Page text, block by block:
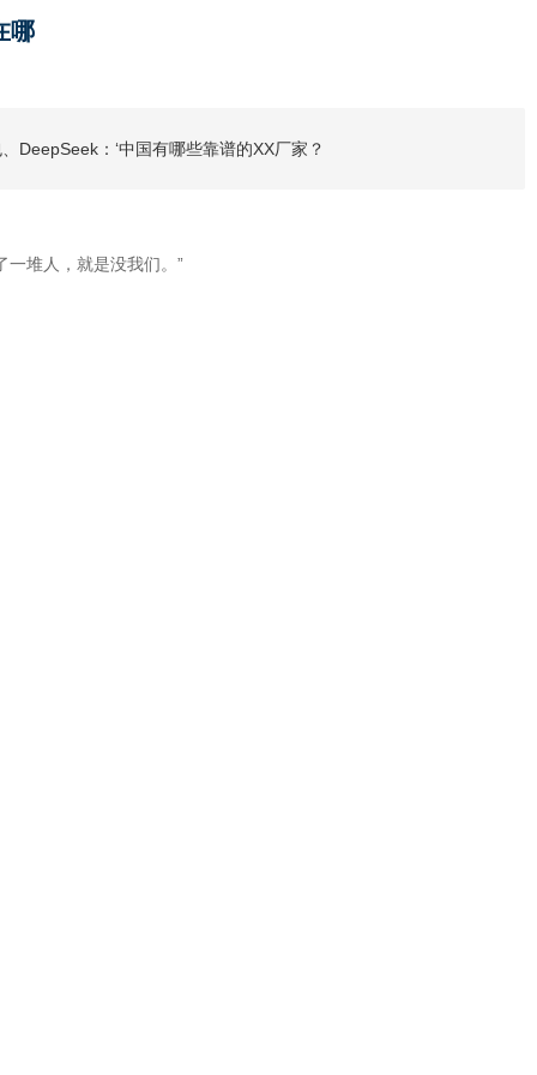
哪
DeepSeek：‘中国有哪些靠谱的XX厂家？
一堆人，就是没我们。”